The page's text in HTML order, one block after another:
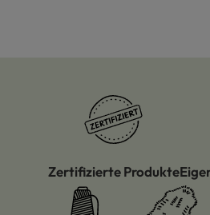
Zertifizierte Produkte